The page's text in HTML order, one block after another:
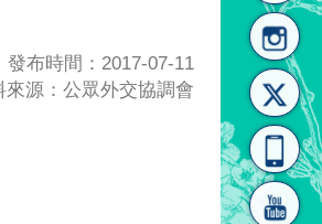
發布時間：2017-07-11
來源：公眾外交協調會